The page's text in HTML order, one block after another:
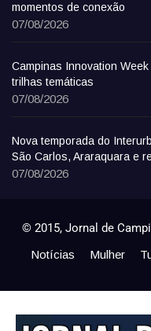
momentos de conexão
07/08/2026
Campinas Innovation
trilhas temáticas
07/08/2026
Nova temporada do
São Carlos, Araraquara e
07/08/2026
© 2015, Jornal de
Notícias Mulher